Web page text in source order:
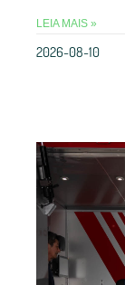
LEIA MAIS »
2026-08-10